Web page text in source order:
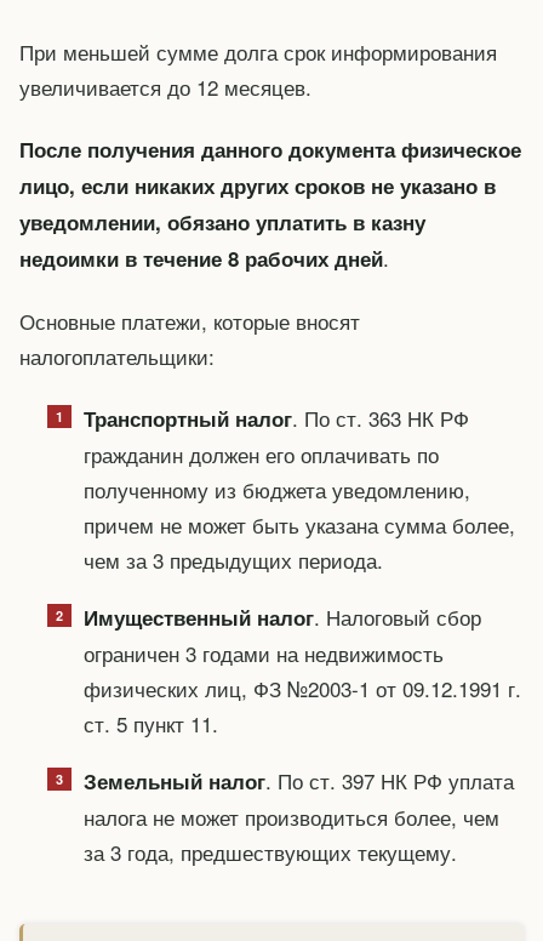
При меньшей сумме долга срок информирования
увеличивается до 12 месяцев.
После получения данного документа физическое
лицо, если никаких других сроков не указано в
уведомлении, обязано уплатить в казну
недоимки в течение 8 рабочих дней.
Основные платежи, которые вносят
налогоплательщики:
Транспортный налог. По ст. 363 НК РФ
гражданин должен его оплачивать по
полученному из бюджета уведомлению,
причем не может быть указана сумма более,
чем за 3 предыдущих периода.
Имущественный налог. Налоговый сбор
ограничен 3 годами на недвижимость
физических лиц, ФЗ №2003-1 от 09.12.1991 г.
ст. 5 пункт 11.
Земельный налог. По ст. 397 НК РФ уплата
налога не может производиться более, чем
за 3 года, предшествующих текущему.